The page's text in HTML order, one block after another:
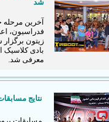
شد
فدراسیون،
زیتون
بادی کلاسیک
معرفی شد.
نتایج